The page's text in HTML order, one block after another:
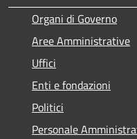
Organi di Governo
Aree Amministrative
Uffici
Enti e fondazioni
Politici
Personale